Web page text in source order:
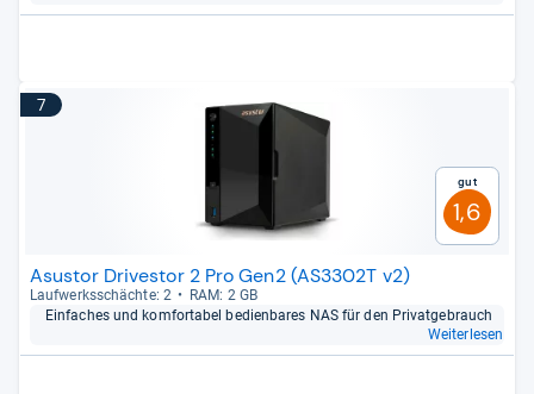
7
Gut
1,6
Asustor Drivestor 2 Pro Gen2 (AS3302T v2)
Lauf­werks­schächte: 2
RAM: 2 GB
Ein­fa­ches und kom­for­ta­bel bedien­ba­res NAS für den Pri­vat­ge­brauch
Weiterlesen